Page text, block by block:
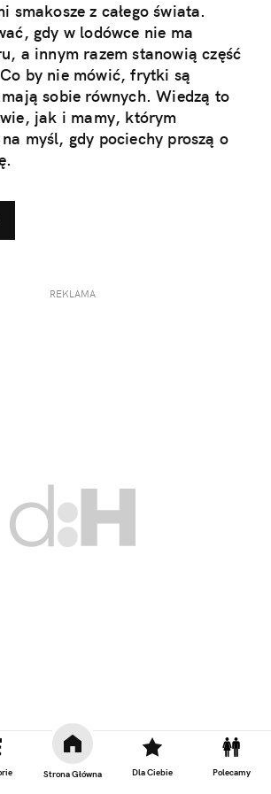
Strona Główna Dla Ciebie Polecamy
smakosze z całego świata.
gdy w lodówce nie ma
a innym razem stanowią część
by nie mówić, frytki są
sobie równych. Wiedzą to
jak i mamy, którym
myśl, gdy pociechy proszą o
REKLAMA